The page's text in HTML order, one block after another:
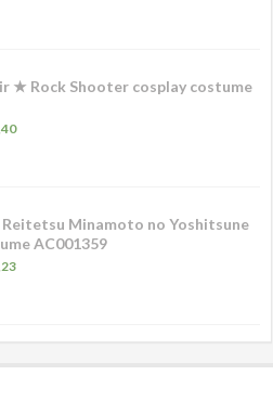
★ Rock Shooter cosplay costume
Reitetsu Minamoto no Yoshitsune
AC001359